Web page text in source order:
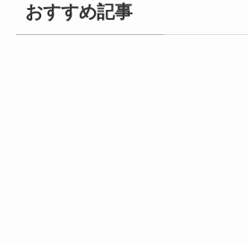
おすすめ記事